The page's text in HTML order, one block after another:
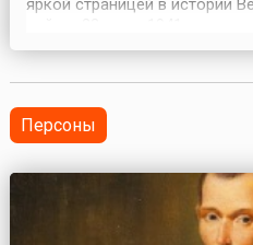
яркой страницей в истории
войск планировало
часа 15 минут утра по
Персоны